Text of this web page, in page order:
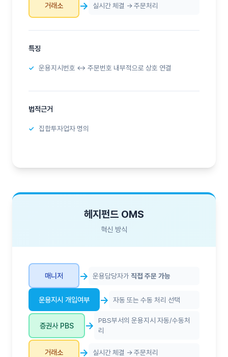
거래소 → 실시간 체결 → 주문처리
특징
운용지시번호 ↔ 주문번호 내부적으로 상호 연결
법적근거
집합투자업자 명의
헤지펀드 OMS
혁신 방식
매니저 → 운용담당자가 직접 주문 가능
운용지시 개입여부 → 자동 또는 수동 처리 선택
증권사 PBS →
PBS부서의 운용지시 자동/수동처
리
거래소 → 실시간 체결 → 주문처리